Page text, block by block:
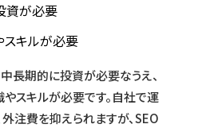
資が必要
スキルが必要
中長期的に投資が必要なうえ、
スキルが必要です。自社で運
外注費を抑えられますが、SEO